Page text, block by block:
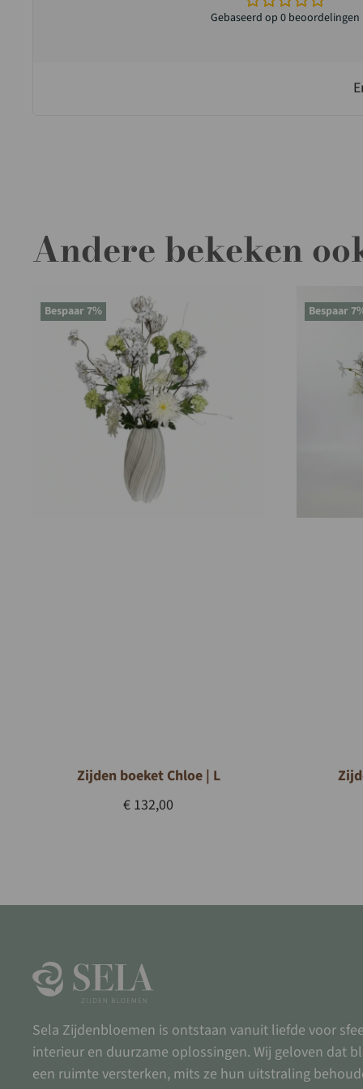
Gebaseerd op 0 beoordelingen
Andere bekeken
Zijden boeket Chloe | L
Bespaar 7%
€ 132,00
Bespaar
Sela Zijdenbloemen is ontstaan vanuit liefde voor
interieur en duurzame oplossingen. Wij geloven dat
een ruimte versterken, mits ze hun uitstraling